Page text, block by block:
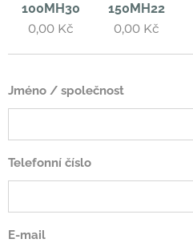
100MH30
0,00 Kč
150MH22
0,00 Kč
Jméno / společnost
Telefonní číslo
E-mail